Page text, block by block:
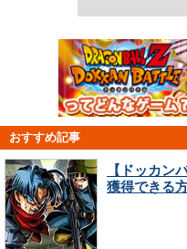
おすすめ記事
【ドッカン
獲得できる